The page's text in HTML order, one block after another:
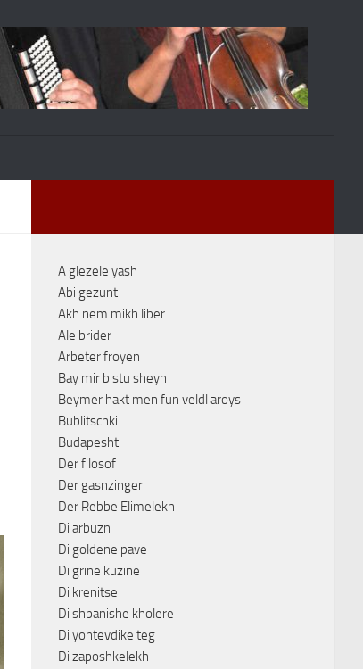
A glezele yash
Abi gezunt
Akh nem mikh liber
Ale brider
Arbeter froyen
Bay mir bistu sheyn
Beymer hakt men fun veldl aroys
Bublitschki
Budapesht
Der filosof
Der gasnzinger
Der Rebbe Elimelekh
Di arbuzn
Di goldene pave
Di grine kuzine
Di krenitse
Di shpanishe kholere
Di yontevdike teg
Di zaposhkelekh